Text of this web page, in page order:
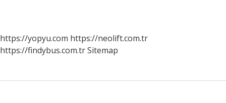
https://yopyu.com https://neolift.com.tr
https://findybus.com.trSitemap